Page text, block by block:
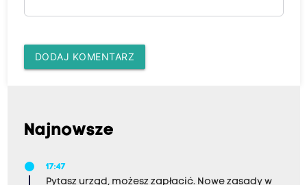
DODAJ KOMENTARZ
Najnowsze
17:47
Pytasz urząd, możesz zapłacić. Nowe zasady w